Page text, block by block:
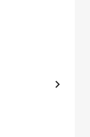
